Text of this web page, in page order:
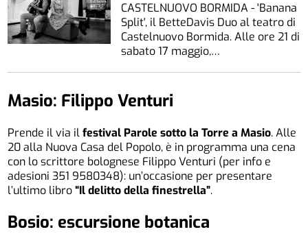
CASTELNUOVO BORMIDA - 'Banana
Split', il BetteDavis Duo al teatro di
Castelnuovo Bormida. Alle ore 21 di
sabato 17 maggio,…
Masio: Filippo Venturi
Prende il via ilfestival Parole sotto la Torre a Masio. Alle
20 alla Nuova Casa del Popolo, è in programma una cena
con lo scrittore bolognese Filippo Venturi (per info e
adesioni 351 9580348): un’occasione per presentare
l’ultimo libro“Il delitto della finestrella”.
Bosio: escursione botanica